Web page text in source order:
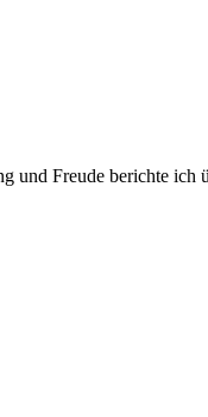
Freude berichte ich